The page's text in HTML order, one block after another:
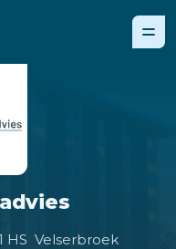
HS Velserbroek